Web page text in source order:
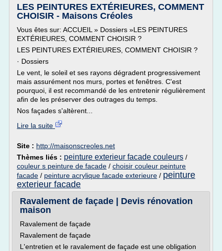
LES PEINTURES EXTÉRIEURES, COMMENT
CHOISIR - Maisons Créoles
Vous êtes sur: ACCUEIL » Dossiers »LES PEINTURES
EXTÉRIEURES, COMMENT CHOISIR ?
LES PEINTURES EXTÉRIEURES, COMMENT CHOISIR ?
· Dossiers
Le vent, le soleil et ses rayons dégradent progressivement
mais assurément nos murs, portes et fenêtres. C'est
pourquoi, il est recommandé de les entretenir régulièrement
afin de les préserver des outrages du temps.
Nos façades s'altèrent...
Lire la suite
Site : http://maisonscreoles.net
Thèmes liés : peinture exterieur facade couleurs /
couleur s peinture de facade / choisir couleur peinture
facade / peinture acrylique facade exterieure / peinture
exterieur facade
Ravalement de façade | Devis rénovation
maison
Ravalement de façade
Ravalement de façade
L'entretien et le ravalement de façade est une obligation